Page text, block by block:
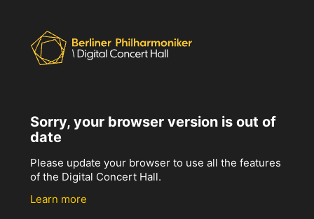
Sorry, your browser version is out of
date
Please update your browser to use all the features
of the Digital Concert Hall.
Learn more